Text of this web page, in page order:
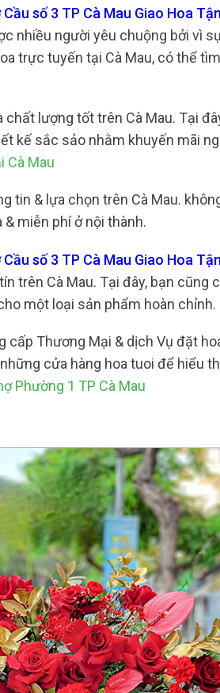
số 3 TP Cà Mau Giao Hoa
nhiều người yêu chuộng bởi vì
trực tuyến tại Cà Mau, có thể
lượng tốt trên Cà Mau. Tại
kế sắc sảo nhằm khuyến mãi
Cà Mau
& lựa chọn trên Cà Mau.
miễn phí ở nội thành.
số 3 TP Cà Mau Giao Hoa
trên Cà Mau. Tại đây, bạn cũng
một loại sản phẩm hoàn chỉnh.
Thương Mại & dịch Vụ đặt
cửa hàng hoa tuoi để hiểu
Phường 1 TP Cà Mau